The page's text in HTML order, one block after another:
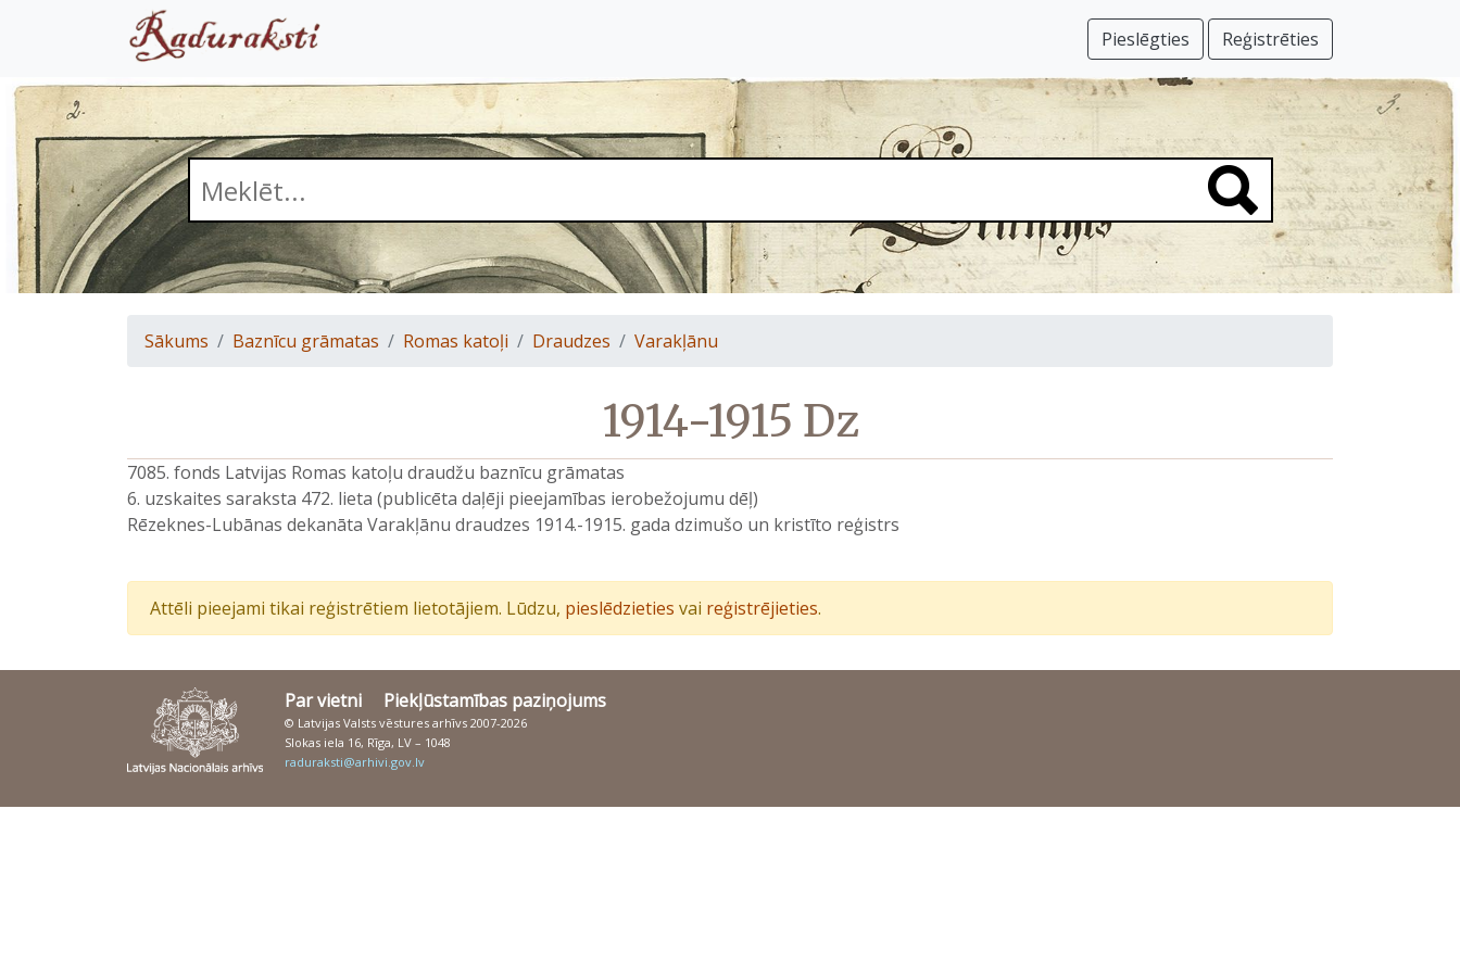
Pieslēgties Reģistrēties
Sākums Baznīcu grāmatas Romas katoļi Draudzes Varakļānu
1914-1915 Dz
7085. fonds Latvijas Romas katoļu draudžu baznīcu grāmatas
6. uzskaites saraksta 472. lieta (publicēta daļēji pieejamības ierobežojumu dēļ)
Rēzeknes-Lubānas dekanāta Varakļānu draudzes 1914.-1915. gada dzimušo un kristīto reģistrs
Attēli pieejami tikai reģistrētiem lietotājiem. Lūdzu, pieslēdzieties vai reģistrējieties.
Par vietni Piekļūstamības paziņojums
© Latvijas Valsts vēstures arhīvs 2007-2026
Slokas iela 16, Rīga, LV – 1048
raduraksti@arhivi.gov.lv